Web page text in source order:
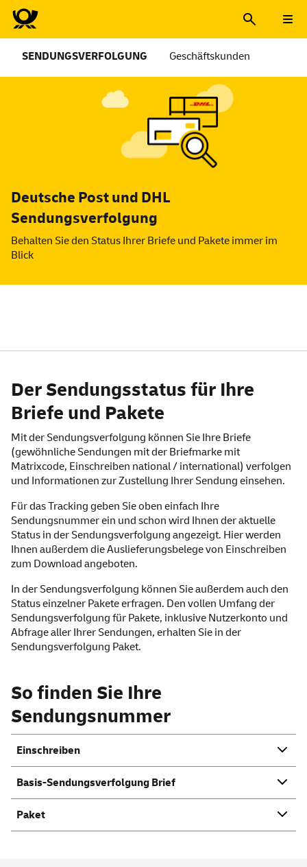
SENDUNGSVERFOLGUNG Geschäftskunden
Deutsche Post und DHL
Sendungsverfolgung
Behalten Sie den Status Ihrer Briefe und Pakete immer im
Blick
Der Sendungsstatus für Ihre
Briefe und Pakete
Mit der Sendungsverfolgung können Sie Ihre Briefe
(gewöhnliche Sendungen mit der Briefmarke mit
Matrixcode, Einschreiben national / international) verfolgen
und Informationen zur Zustellung Ihrer Sendung einsehen.
Für das Tracking geben Sie oben einfach Ihre
Sendungsnummer ein und schon wird Ihnen der aktuelle
Status in der Sendungsverfolgung angezeigt. Hier werden
Ihnen außerdem die Auslieferungsbelege von Einschreiben
zum Download angeboten.
In der Sendungsverfolgung können Sie außerdem auch den
Status einzelner Pakete erfragen. Den vollen Umfang der
Sendungsverfolgung für Pakete, inklusive Nutzerkonto und
Abfrage aller Ihrer Sendungen, erhalten Sie in der
Sendungsverfolgung Paket.
So finden Sie Ihre
Sendungsnummer
Einschreiben
Basis-Sendungsverfolgung Brief
Paket